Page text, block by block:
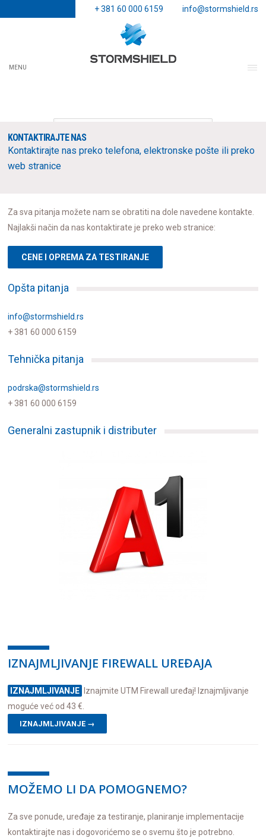
info@stormshield.rs
+ 381 60 000 6159
MENU
KONTAKTIRAJTE NAS
Kontaktirajte nas preko telefona, elektronske pošte ili preko
web stranice
Za sva pitanja možete nam se obratiti na dole navedene kontakte.
Najlakši način da nas kontaktirate je preko web stranice:
CENE I OPREMA ZA TESTIRANJE
Opšta pitanja
info@stormshield.rs
+ 381 60 000 6159
Tehnička pitanja
podrska@stormshield.rs
+ 381 60 000 6159
Generalni zastupnik i distributer
IZNAJMLJIVANJE FIREWALL UREĐAJA
IZNAJMLJIVANJE
Iznajmite UTM Firewall uređaj! Iznajmljivanje
moguće već od 43 €.
IZNAJMLJIVANJE →
MOŽEMO LI DA POMOGNEMO?
Za sve ponude, uređaje za testiranje, planiranje implementacije
kontaktirajte nas i dogovorićemo se o svemu što je potrebno.